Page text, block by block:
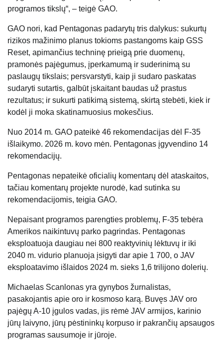
programos tikslų“, – teigė GAO.
GAO nori, kad Pentagonas padarytų tris dalykus: sukurtų
rizikos mažinimo planus tokioms pastangoms kaip GSS
Reset, apimančius techninę prieigą prie duomenų,
pramonės pajėgumus, įperkamumą ir suderinimą su
paslaugų tikslais; persvarstyti, kaip ji sudaro paskatas
sudaryti sutartis, galbūt įskaitant baudas už prastus
rezultatus; ir sukurti patikimą sistemą, skirtą stebėti, kiek ir
kodėl ji moka skatinamuosius mokesčius.
Nuo 2014 m. GAO pateikė 46 rekomendacijas dėl F-35
išlaikymo. 2026 m. kovo mėn. Pentagonas įgyvendino 14
rekomendacijų.
Pentagonas nepateikė oficialių komentarų dėl ataskaitos,
tačiau komentarų projekte nurodė, kad sutinka su
rekomendacijomis, teigia GAO.
Nepaisant programos parengties problemų, F-35 tebėra
Amerikos naikintuvų parko pagrindas. Pentagonas
eksploatuoja daugiau nei 800 reaktyvinių lėktuvų ir iki
2040 m. vidurio planuoja įsigyti dar apie 1 700, o JAV
eksploatavimo išlaidos 2024 m. sieks 1,6 trilijono dolerių.
Michaelas Scanlonas yra gynybos žurnalistas,
pasakojantis apie oro ir kosmoso karą. Buvęs JAV oro
pajėgų A-10 įgulos vadas, jis rėmė JAV armijos, karinio
jūrų laivyno, jūrų pėstininkų korpuso ir pakrančių apsaugos
programas sausumoje ir jūroje.